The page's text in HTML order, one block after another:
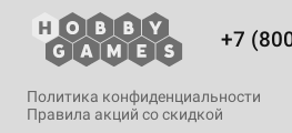
+7
Политика конфиденциальности
Правила акций со скидкой